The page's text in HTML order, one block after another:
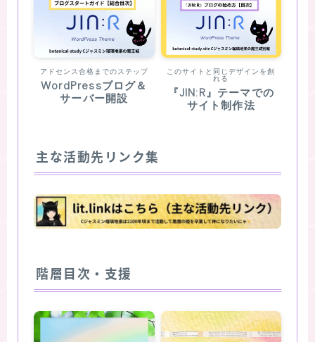
アドセンス合格までのステップ
WordPressブログ＆
サーバー開設
このサイトと同じデザインを創
れる
『JIN:R』テーマでの
サイト制作法
主な活動先リンク集
階層目次・支援